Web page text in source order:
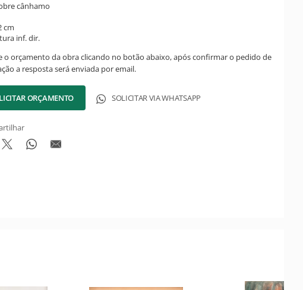
cânhamo
cm
inf. dir.
o orçamento da obra clicando no botão abaixo, após confirmar o pedido de
a resposta será enviada por email.
ORÇAMENTO SOLICITAR VIA WHATSAPP